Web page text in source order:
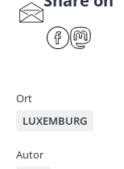
S
F
Ort
LUXEMBURG
Autor